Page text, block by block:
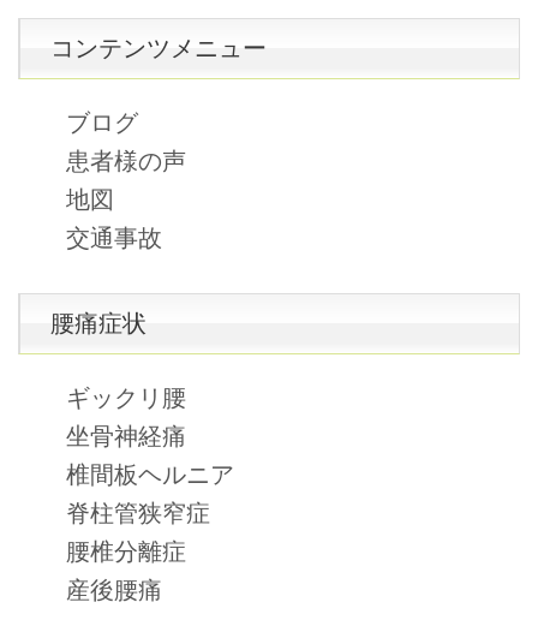
コンテンツメニュー
ブログ
患者様の声
地図
交通事故
腰痛症状
ギックリ腰
坐骨神経痛
椎間板ヘルニア
脊柱管狭窄症
腰椎分離症
産後腰痛